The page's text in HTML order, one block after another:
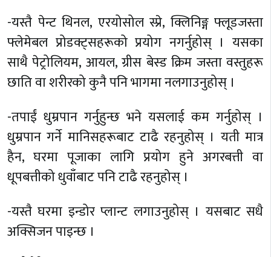
-यस्तै पेन्ट थिनल, एरयोसोल स्प्रे, क्लिनिङ्ग फ्लूडजस्ता
फ्लेमेबल प्रोडक्ट्सहरूको प्रयोग नगर्नुहोस् । यसका
साथै पेट्रोलियम, आयल, ग्रीस बेस्ड क्रिम जस्ता वस्तुहरू
छाति वा शरीरको कुनै पनि भागमा नलगाउनुहोस् ।
-तपाईं धुम्रपान गर्नुहुन्छ भने यसलाई कम गर्नुहोस् ।
धुम्रपान गर्ने मानिसहरूबाट टाढै रहनुहोस् । यती मात्र
हैन, घरमा पूजाका लागि प्रयोग हुने अगरबत्ती वा
धूपबत्तीको धुवाँबाट पनि टाढै रहनुहोस् ।
-यस्तै घरमा इन्डोर प्लान्ट लगाउनुहोस् । यसबाट सधै
अक्सिजन पाइन्छ ।